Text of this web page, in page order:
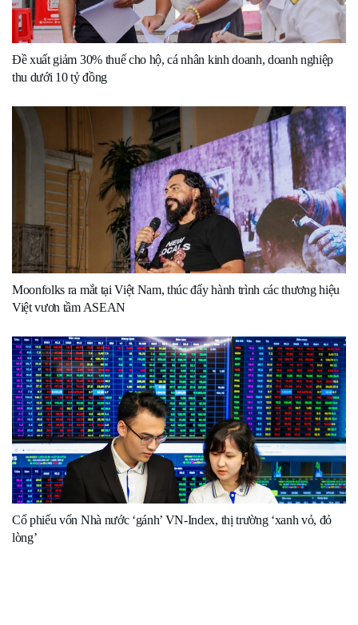
Đề xuất giảm 30% thuế cho hộ, cá nhân kinh doanh, doanh nghiệp
thu dưới 10 tỷ đồng
Moonfolks ra mắt tại Việt Nam, thúc đẩy hành trình các thương hiệu
Việt vươn tầm ASEAN
Cổ phiếu vốn Nhà nước ‘gánh’ VN-Index, thị trường ‘xanh vỏ, đỏ
lòng’